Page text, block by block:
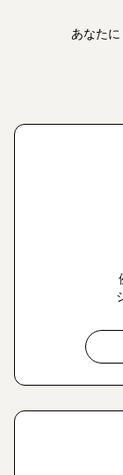
あなたに